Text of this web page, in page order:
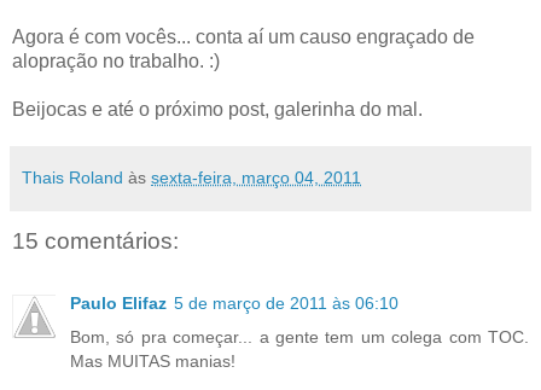
Agora é com vocês... conta aí um causo engraçado de
alopração no trabalho. :)
Beijocas e até o próximo post, galerinha do mal.
Thais Roland às sexta-feira, março 04, 2011
15 comentários:
Paulo Elifaz 5 de março de 2011 às 06:10
Bom, só pra começar... a gente tem um colega com TOC.
Mas MUITAS manias!